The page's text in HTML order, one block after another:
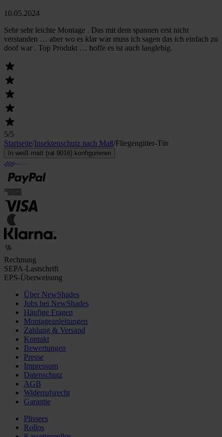
10.05.2024
Sehr sehr leichte Montage . Das mit dem spannen erst nicht
verstanden … aber wo es klar war muss ich sagen das ich einfach zu
doof war . Top Produkt … hoffe es ist auch langlebig.
5/5
Startseite/Insektenschutz nach Maß/Fliegengitter-Tür
In weiß matt (ral 9016) konfigurieren
Rechnung
SEPA-Lastschrift
EPS-Überweisung
Über NewShades
Jobs bei NewShades
Häufige Fragen
Montageanleitungen
Zahlung & Versand
Kontakt
Bewertungen
Presse
Impressum
Datenschutz
AGB
Widerrufsrecht
Garantie
Plissees
Rollos